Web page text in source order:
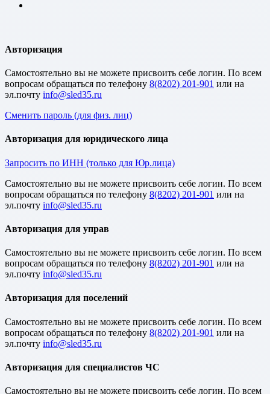
Авторизация
Cамостоятельно вы не можете присвоить себе логин. По всем
вопросам обращаться по телефону 8(8202) 201-901 или на
эл.почту
Сменить пароль (для физ. лиц)
Авторизация для юридического лица
Запросить по ИНН (только для Юр.лица)
Cамостоятельно вы не можете присвоить себе логин. По всем
вопросам обращаться по телефону 8(8202) 201-901 или на
эл.почту
Авторизация для управ
Cамостоятельно вы не можете присвоить себе логин. По всем
вопросам обращаться по телефону 8(8202) 201-901 или на
эл.почту
Авторизация для поселений
Cамостоятельно вы не можете присвоить себе логин. По всем
вопросам обращаться по телефону 8(8202) 201-901 или на
эл.почту
Авторизация для специалистов ЧС
Cамостоятельно вы не можете присвоить себе логин. По всем